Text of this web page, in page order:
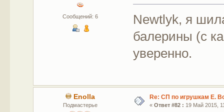
Сообщений: 6
Newtlyk, я
балерины (с
уверенно.
Enolla
Подмастерье
Re: СП по игрушкам Е.
« Ответ #82 : 19 Май 2015,